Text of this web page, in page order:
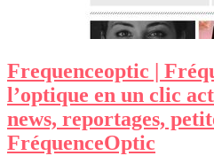
Fre­quen­ceop­tic |
l’optique en un clic
news, reportages,
Fréquen­ceOptic